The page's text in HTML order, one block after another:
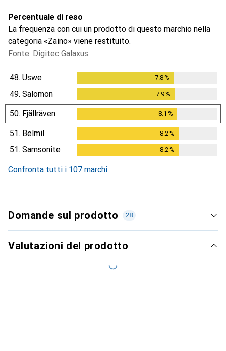
Percentuale di reso
La frequenza con cui un prodotto di questo marchio nella
categoria «Zaino» viene restituito.
Fonte: Digitec Galaxus
48. Uswe 7.8%
49. Salomon 7.9%
50. Fjällräven 8.1 %
51. Belmil 8.2 %
51. Samsonite 8.2 %
Confronta tutti i 107 marchi
Domande sul prodotto 28
Valutazioni del prodotto